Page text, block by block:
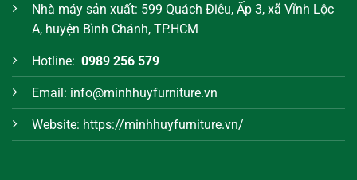
Nhà máy sản xuất: 599 Quách Điêu, Ấp 3, xã Vĩnh Lộc
A, huyện Bình Chánh, TP.HCM
Hotline: 0989 256 579
Email: info@minhhuyfurniture.vn
Website: https://minhhuyfurniture.vn/